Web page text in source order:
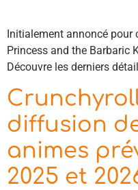
Initialement annoncé pour
Princess and the Barbaric
Découvre les derniers
diffusion
animes
2025 et